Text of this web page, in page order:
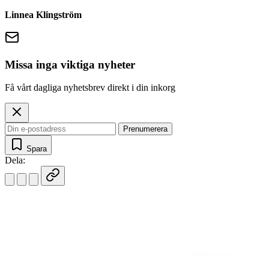
Linnea Klingström
Missa inga viktiga nyheter
Få vårt dagliga nyhetsbrev direkt i din inkorg
Prenumerera
Spara
Dela: